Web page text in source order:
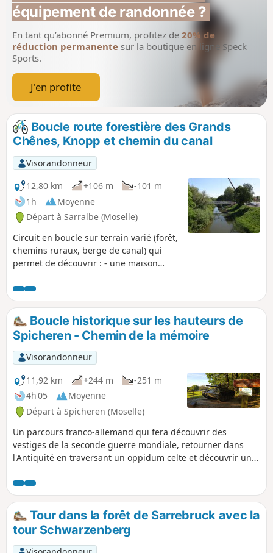
équipement de randonnée ?
En tant qu’abonné Premium, profitez de 20% de
réduction permanente sur la boutique en ligne Speck
Sports.
J'en profite
Boucle route forestière des Grands
Chênes, Knopp et chemin du canal
Visorandonneur
12,80 km
+106 m
-101 m
1h
Moyenne
Départ à Sarralbe (Moselle)
Circuit en boucle sur terrain varié (forêt,
chemins ruraux, berge de canal) qui
permet de découvrir : - une maison
arborétum et son observatoire, - des
bunkers datant de la dernière guerre
avec vue sur toute la vallée de l'Albe, -
une chapelle du Xe siècle et un
cimetière militaire, - un pont du canal
des houillères qui fut construit avant
1867. Le retour en boucle se fait en
longeant le canal.
Boucle historique sur les hauteurs de
Spicheren - Chemin de la mémoire
Visorandonneur
11,92 km
+244 m
-251 m
4h 05
Moyenne
Départ à Spicheren (Moselle)
Un parcours franco-allemand qui fera découvrir des
vestiges de la seconde guerre mondiale, retourner dans
l'Antiquité en traversant un oppidum celte et découvrir un
Tour dans la forêt de Sarrebruck avec la
tour Schwarzenberg